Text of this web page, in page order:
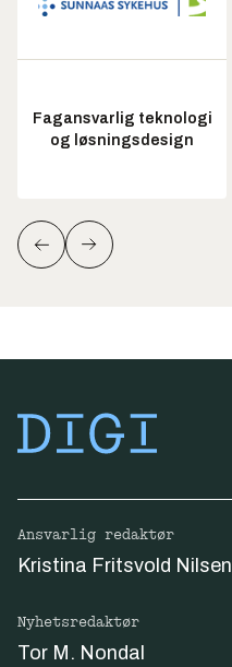
Fagansvarlig teknologi
og løsningsdesign
Ansvarlig redaktør
Kristina Fritsvold Nilsen
Nyhetsredaktør
Tor M. Nondal